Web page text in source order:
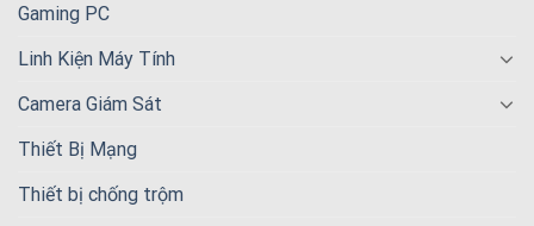
Gaming PC
Linh Kiện Máy Tính
Camera Giám Sát
Thiết Bị Mạng
Thiết bị chống trộm